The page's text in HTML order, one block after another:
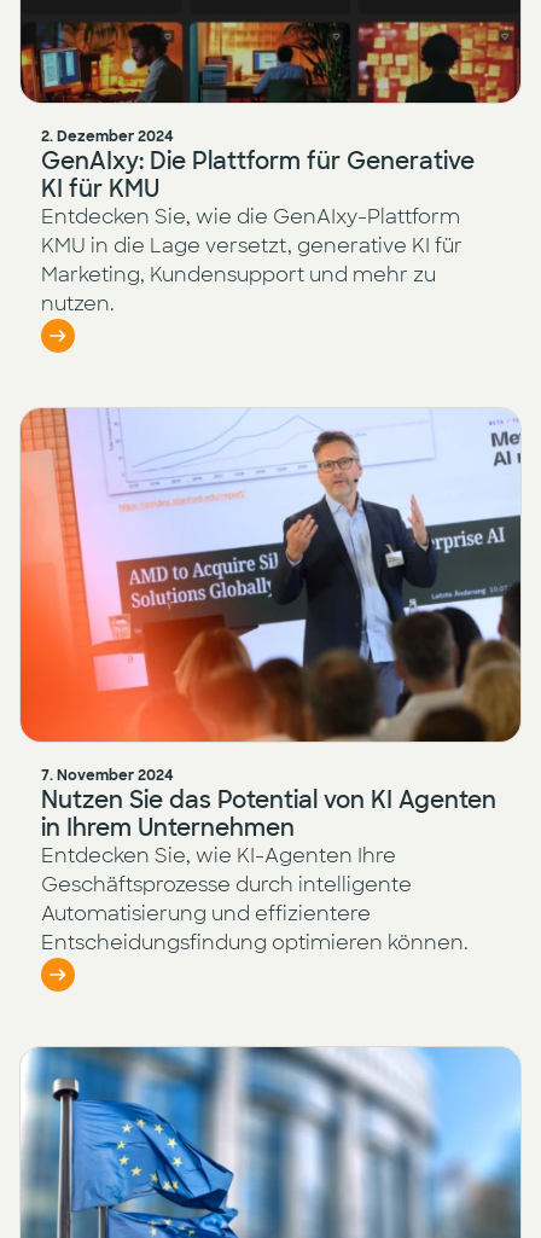
2. Dezember 2024
GenAIxy: Die Plattform für Generative
KI für KMU
Entdecken Sie, wie die GenAIxy-Plattform
KMU in die Lage versetzt, generative KI für
Marketing, Kundensupport und mehr zu
nutzen.
7. November 2024
Nutzen Sie das Potential von KI Agenten
in Ihrem Unternehmen
Entdecken Sie, wie KI-Agenten Ihre
Geschäftsprozesse durch intelligente
Automatisierung und effizientere
Entscheidungsfindung optimieren können.